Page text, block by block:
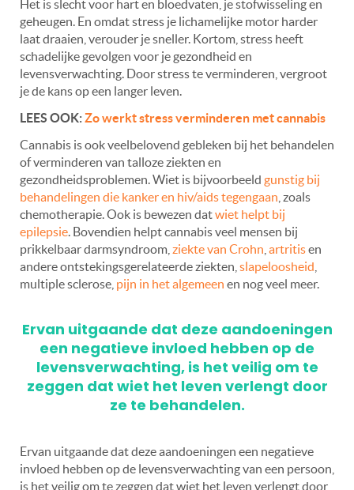
Het is slecht voor hart en bloedvaten, je stofwisseling en
geheugen. En omdat stress je lichamelijke motor harder
laat draaien, verouder je sneller. Kortom, stress heeft
schadelijke gevolgen voor je gezondheid en
levensverwachting. Door stress te verminderen, vergroot
je de kans op een langer leven.
LEES OOK:Zo werkt stress verminderen met cannabis
Cannabis is ook veelbelovend gebleken bij het behandelen
of verminderen van talloze ziekten en
gezondheidsproblemen. Wiet is bijvoorbeeld gunstig bij
behandelingen die kanker en hiv/aids tegengaan , zoals
chemotherapie. Ook is bewezen datwiet helpt bij
epilepsie. Bovendien helpt cannabis veel mensen bij
prikkelbaar darmsyndroom, ziekte van Crohn artritisen
andere ontstekingsgerelateerde ziekten, slapeloosheid
multiple sclerose, pijn in het algemeen en nog veel meer.
Ervan uitgaande dat deze aandoeningen
een negatieve invloed hebben op de
levensverwachting, is het veilig om te
zeggen dat wiet het leven verlengt door
ze te behandelen.
Ervan uitgaande dat deze aandoeningen een negatieve
invloed hebben op de levensverwachting van een persoon,
is het veilig om te zeggen dat wiet het leven verlengt door